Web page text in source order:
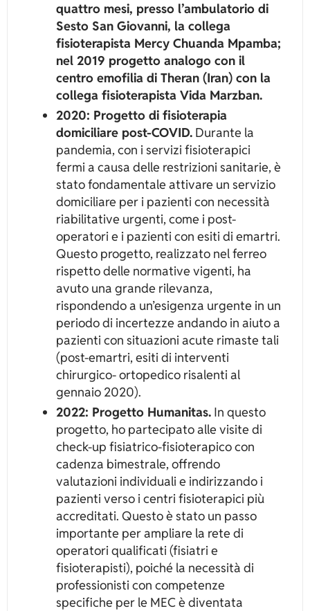
quattro mesi, presso l’ambulatorio di
Sesto San Giovanni, la collega
fisioterapista Mercy Chuanda Mpamba;
nel 2019 progetto analogo con il
centro emofilia di Theran (Iran) con la
collega fisioterapista Vida Marzban.
2020: Progetto di fisioterapia
domiciliare post-COVID. Durante la
pandemia, con i servizi fisioterapici
fermi a causa delle restrizioni sanitarie, è
stato fondamentale attivare un servizio
domiciliare per i pazienti con necessità
riabilitative urgenti, come i post-
operatori e i pazienti con esiti di emartri.
Questo progetto, realizzato nel ferreo
rispetto delle normative vigenti, ha
avuto una grande rilevanza,
rispondendo a un’esigenza urgente in un
periodo di incertezze andando in aiuto a
pazienti con situazioni acute rimaste tali
(post-emartri, esiti di interventi
chirurgico- ortopedico risalenti al
gennaio 2020).
2022: Progetto Humanitas. In questo
progetto, ho partecipato alle visite di
check-up fisiatrico-fisioterapico con
cadenza bimestrale, offrendo
valutazioni individuali e indirizzando i
pazienti verso i centri fisioterapici più
accreditati. Questo è stato un passo
importante per ampliare la rete di
operatori qualificati (fisiatri e
fisioterapisti), poiché la necessità di
professionisti con competenze
specifiche per le MEC è diventata